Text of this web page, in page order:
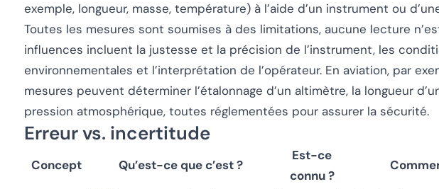
exemple, longueur, masse, température) à l’aide d’un instrument ou
Toutes les mesures sont soumises à des limitations, aucune lecture
influences incluent la justesse et la précision de l’instrument, les
environnementales et l’interprétation de l’opérateur. En aviation, par
mesures peuvent déterminer l’étalonnage d’un altimètre, la longueur
pression atmosphérique, toutes réglementées pour assurer la sécurité.
Erreur vs. incertitude
Concept Qu’est-ce que c’est ?
Est-ce
connu ?